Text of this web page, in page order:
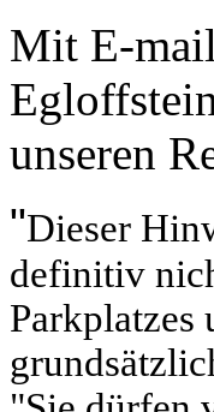
Mit E-
unseren
"Dieser
definitiv
Parkplatzes